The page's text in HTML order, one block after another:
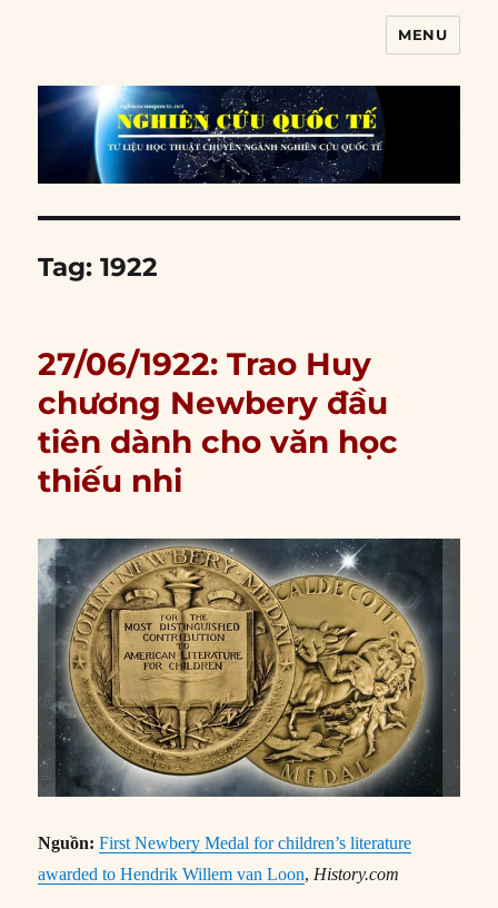
MENU
Tag:1922
27/06/1922: Trao Huy
chương Newbery đầu
tiên dành cho văn học
thiếu nhi
Nguồn:First Newbery Medal for children’s literature
awarded to Hendrik Willem van Loon, History.com